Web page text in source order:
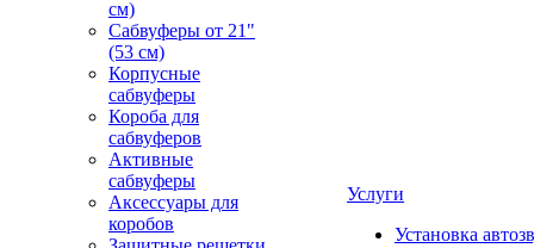
см)
Сабвуферы от 21"
(53 см)
Корпусные
сабвуферы
Короба для
сабвуферов
Активные
сабвуферы
Аксессуары для
коробов
Услуги
Установка